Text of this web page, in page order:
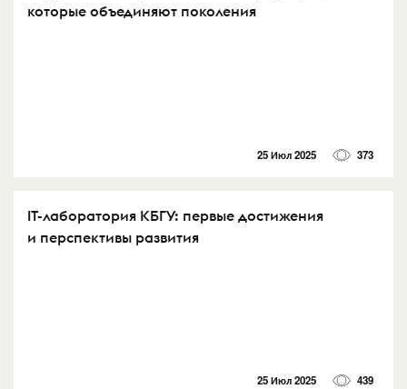
которые объединяют поколения
25 Июл 2025 373
IT-лаборатория КБГУ: первые достижения
и перспективы развития
25 Июл 2025 439